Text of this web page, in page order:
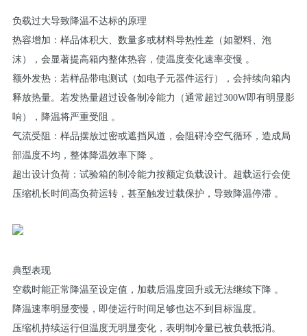
负载过大导致降温不达标的原理
‌热容增加‌：样品体积大、数量多或材料导热性差（如塑料、泡
沫），会显著提高箱内整体热容，使温度变化速率变慢 ‌。
‌额外发热‌：若样品带电测试（如电子元器件运行），会持续向箱内
释放热量。若发热量超过设备制冷能力（通常超过300W即有明显影
响），降温将严重受阻 ‌。
‌气流受阻‌：样品摆放过密或遮挡风道，会阻碍冷空气循环，造成局
部温度不均，整体降温效率下降 ‌。
‌超出设计负荷‌：试验箱的制冷能力按额定负载设计。超载运行会使
压缩机长时间高负荷运转，甚至触发过载保护，导致降温停滞 ‌。
典型表现
‌空载时能正常降温至设定值，加载后温度回升或无法继续下降‌ ‌。
‌降温速率明显变慢‌，即使运行时间足够也达不到目标温度。
‌压缩机持续运行但温度无明显变化‌，表明制冷量已被负载抵消。